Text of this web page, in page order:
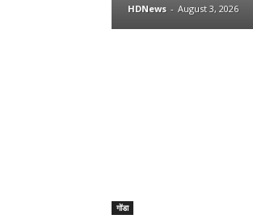
HDNews - August 3, 2026
गोंडा